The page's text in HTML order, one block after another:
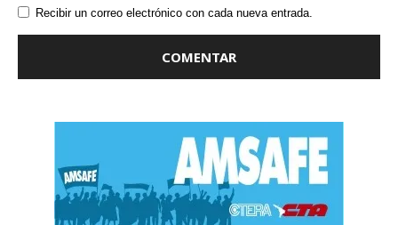
Recibir un correo electrónico con cada nueva entrada.